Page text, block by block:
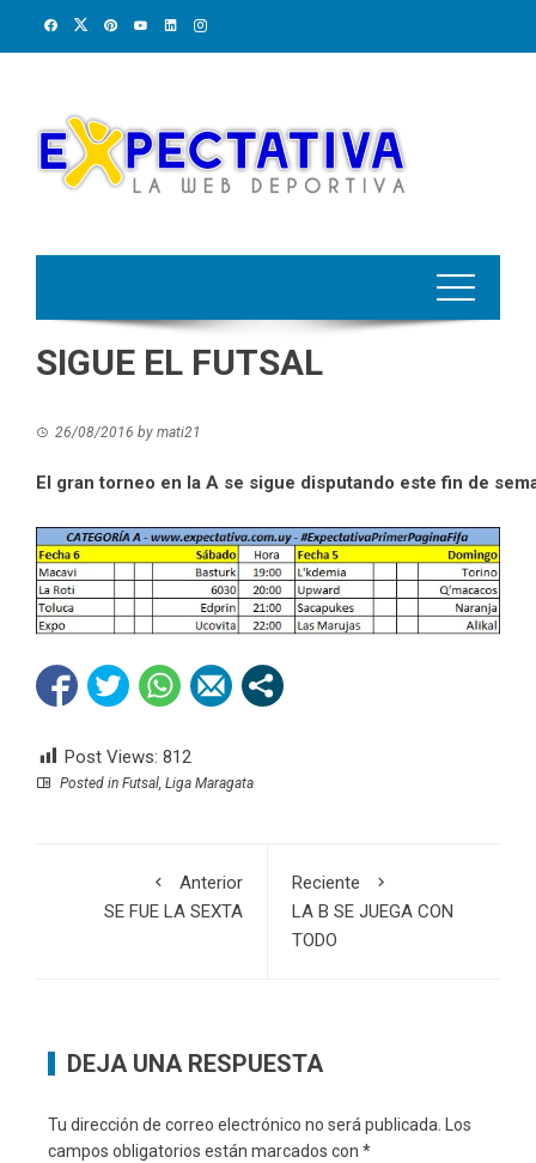
SIGUE EL FUTSAL
26/08/2016 by mati21
El gran torneo en la A se sigue disputando este fin de
Post Views: 812
Posted in Futsal, Liga Maragata
Anterior
SE FUE LA SEXTA
Reciente
LA B SE JUEGA CON
TODO
DEJA UNA RESPUESTA
Tu dirección de correo electrónico no será publicada. Los
campos obligatorios están marcados con *